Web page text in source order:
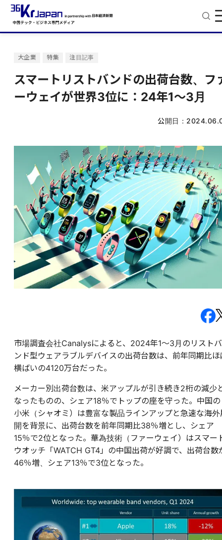
大企業 特集 注目記事
スマートリストバンドの出荷台数、フ
ーウェイが世界3位に：24年1～3月
公開日：
市場調査会社Canalysによると、2024年1～3月のリストバ
ンド型ウェアラブルデバイスの出荷台数は、前年同期比ほ
横ばいの4120万台だった。
メーカー別出荷台数は、米アップルが引き続き2桁の減少
なったものの、シェア18％でトップの座を守った。中国の
小米（シャオミ）は豊富な製品ラインアップと急速な海外
開を背景に、出荷台数を前年同期比38％増とし、シェア
15％で2位となった。華為技術（ファーウェイ）はスマー
ウオッチ「WATCH GT4」の中国出荷が好調で、出荷台数
46％増、シェア13％で3位となった。